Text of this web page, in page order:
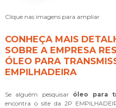
Clique nas imagens para ampliar
CONHEÇA MAIS
SOBRE A EMPRESA
ÓLEO PARA
EMPILHADEIRA
Se alguém pesquisar óleo para
encontra o site da 2P